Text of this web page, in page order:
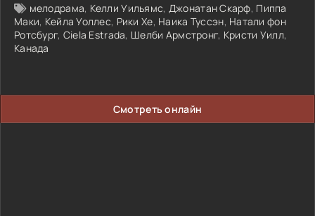
мелодрама, Келли Уильямс, Джонатан Скарф, Пиппа
Маки, Кейла Уоллес, Рики Хе, Наика Туссэн, Натали фон
Ротсбург, Ciela Estrada, Шелби Армстронг, Кристи Уилл,
Канада
Смотреть онлайн